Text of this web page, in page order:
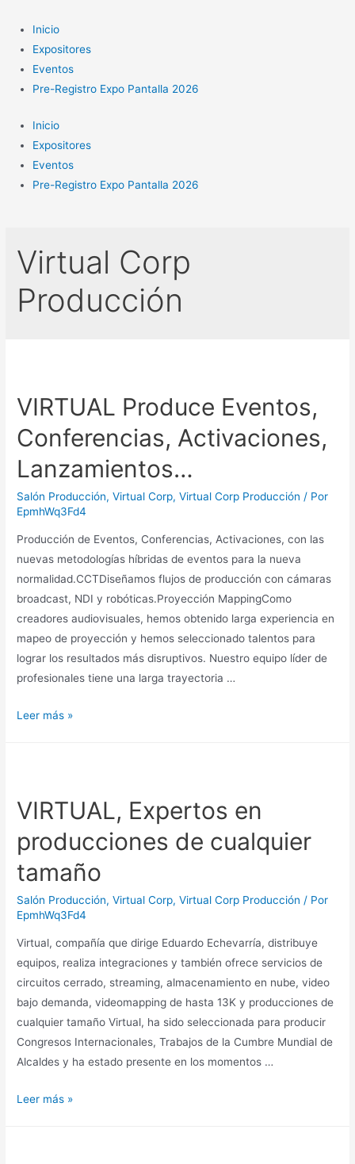
contenido
Inicio
Expositores
Eventos
Pre-Registro Expo Pantalla 2026
Inicio
Expositores
Eventos
Pre-Registro Expo Pantalla 2026
Virtual Corp
Producción
VIRTUAL Produce Eventos,
Conferencias, Activaciones,
Lanzamientos…
Salón Producción,Virtual Corp,Virtual Corp Producción / Por
EpmhWq3Fd4
Producción de Eventos, Conferencias, Activaciones, con las
nuevas metodologías híbridas de eventos para la nueva
normalidad.CCTDiseñamos flujos de producción con cámaras
broadcast, NDI y robóticas.Proyección MappingComo
creadores audiovisuales, hemos obtenido larga experiencia en
mapeo de proyección y hemos seleccionado talentos para
lograr los resultados más disruptivos. Nuestro equipo líder de
profesionales tiene una larga trayectoria …
VIRTUAL
Lanzamientos…
Leer más »
VIRTUAL, Expertos en
producciones de cualquier
tamaño
Salón Producción,Virtual Corp,Virtual Corp Producción / Por
EpmhWq3Fd4
Virtual, compañía que dirige Eduardo Echevarría, distribuye
equipos, realiza integraciones y también ofrece servicios de
circuitos cerrado, streaming, almacenamiento en nube, video
bajo demanda, videomapping de hasta 13K y producciones de
cualquier tamaño Virtual, ha sido seleccionada para producir
Congresos Internacionales, Trabajos de la Cumbre Mundial de
Alcaldes y ha estado presente en los momentos …
VIRTUAL,
Leer más »